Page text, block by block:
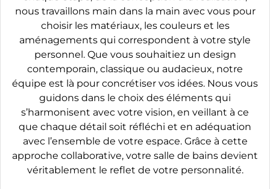
nous travaillons main dans la main avec vous pour
choisir les matériaux, les couleurs et les
aménagements qui correspondent à votre style
personnel. Que vous souhaitiez un design
contemporain, classique ou audacieux, notre
équipe est là pour concrétiser vos idées. Nous vous
guidons dans le choix des éléments qui
s’harmonisent avec votre vision, en veillant à ce
que chaque détail soit réfléchi et en adéquation
avec l’ensemble de votre espace. Grâce à cette
approche collaborative, votre salle de bains devient
véritablement le reflet de votre personnalité.